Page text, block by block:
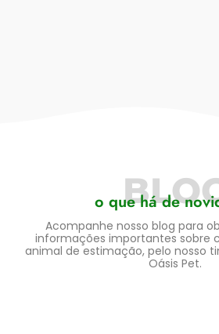
o que há de
Acompanhe nosso blog para
informações importantes sobre
animal de estimação, pelo nosso
Oásis Pet.